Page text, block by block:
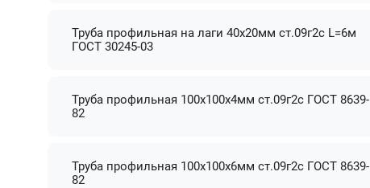
Труба профильная на лаги 40х20мм ст.09г2с L=6м
ГОСТ 30245-03
Труба профильная 100х100х4мм ст.09г2с ГОСТ 8639-
82
Труба профильная 100х100х6мм ст.09г2с ГОСТ 8639-
82